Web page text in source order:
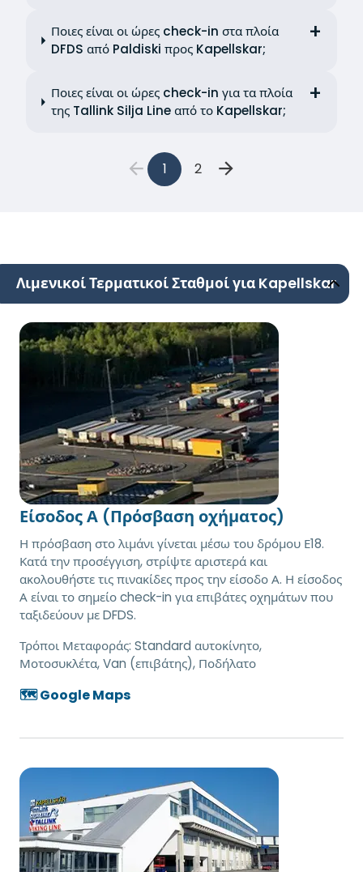
Ποιες είναι οι ώρες check-in στα πλοία
DFDS από Paldiski προς Kapellskar;
Ποιες είναι οι ώρες check-in για τα πλοία
της Tallink Silja Line από το Kapellskar;
1 2
Λιμενικοί Τερματικοί Σταθμοί για Kapellskar
Είσοδος Α (Πρόσβαση οχήματος)
Η πρόσβαση στο λιμάνι γίνεται μέσω του δρόμου Ε18.
Κατά την προσέγγιση, στρίψτε αριστερά και
ακολουθήστε τις πινακίδες προς την είσοδο Α. Η είσοδος
Α είναι το σημείο check-in για επιβάτες οχημάτων που
ταξιδεύουν με DFDS.
Τρόποι Μεταφοράς: Standard αυτοκίνητο,
Μοτοσυκλέτα, Van (επιβάτης), Ποδήλατο
🗺️ Google Maps